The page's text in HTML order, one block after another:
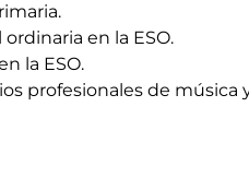
en la ESO.
la ESO.
profesionales de música